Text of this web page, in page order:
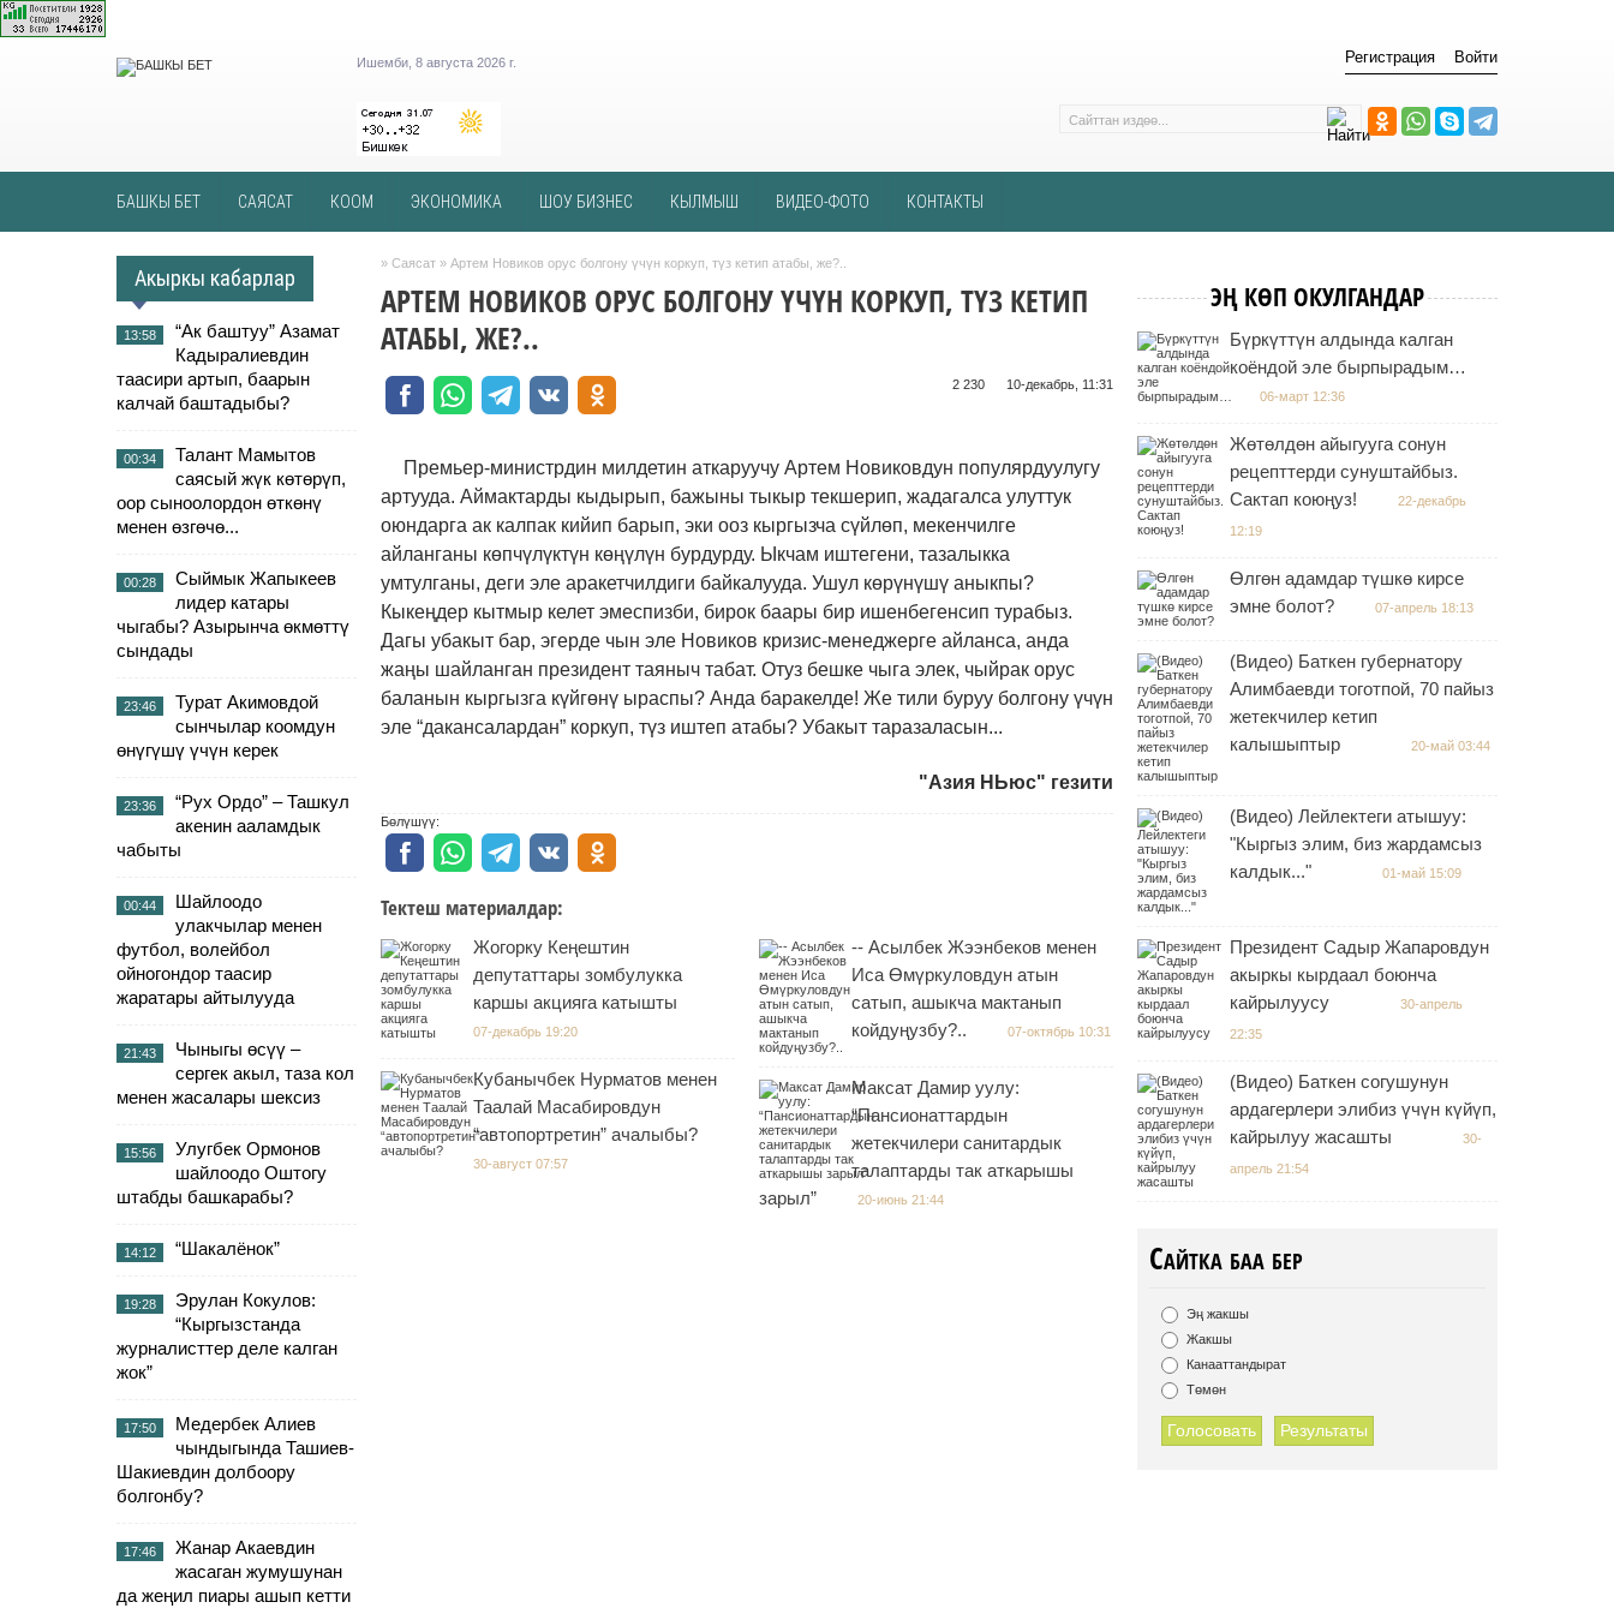
Ишемби, 8 августа 2026 г. Регистрация Войти
БАШКЫ БЕТ САЯСАТ КООМ ЭКОНОМИКА ШОУ БИЗНЕС КЫЛМЫШ ВИДЕО-ФОТО КОНТАКТЫ
Акыркы кабарлар
13:58
“Ак баштуу” Азамат
Кадыралиевдин
таасири артып, баарын
калчай баштадыбы?
00:34
Талант Мамытов
саясый жүк көтөрүп,
оор сыноолордон өткөнү
менен өзгөчө...
00:28
Сыймык Жапыкеев
лидер катары
чыгабы? Азырынча өкмөттү
сындады
23:46
Турат Акимовдой
сынчылар коомдун
өнүгүшү үчүн керек
23:36
“Рух Ордо” – Ташкул
акенин ааламдык
чабыты
00:44
Шайлоодо
улакчылар менен
футбол, волейбол
ойногондор таасир
жаратары айтылууда
21:43
Чыныгы өсүү –
сергек акыл, таза кол
менен жасалары шексиз
15:56
Улугбек Ормонов
шайлоодо Оштогу
штабды башкарабы?
14:12 “Шакалёнок”
19:28
Эрулан Кокулов:
“Кыргызстанда
журналисттер деле калган
жок”
17:50
Медербек Алиев
чындыгында Ташиев-
Шакиевдин долбоору
болгонбу?
17:46
Жанар Акаевдин
жасаган жумушунан
да жеңил пиары ашып кетти
» Саясат » Артем Новиков орус болгону үчүн коркуп, түз кетип атабы, же?..
АРТЕМ НОВИКОВ ОРУС БОЛГОНУ ҮЧҮН КОРКУП, ТҮЗ КЕТИП
АТАБЫ, ЖЕ?..
10-декабрь, 11:31
2 230 ᠌ ᠌ ᠌ ᠌᠌ ᠌ ᠌᠌
Премьер-министрдин милдетин аткаруучу Артем Новиковдун популярдуулугу
артууда. Аймактарды кыдырып, бажыны тыкыр текшерип, жадагалса улуттук
оюндарга ак калпак кийип барып, эки ооз кыргызча сүйлөп, мекенчилге
айланганы көпчүлүктүн көңүлүн бурдурду. Ыкчам иштегени, тазалыкка
умтулганы, деги эле аракетчилдиги байкалууда. Ушул көрүнүшү аныкпы?
Кыкеңдер кытмыр келет эмеспизби, бирок баары бир ишенбегенсип турабыз.
Дагы убакыт бар, эгерде чын эле Новиков кризис-менеджерге айланса, анда
жаңы шайланган президент таяныч табат. Отуз бешке чыга элек, чыйрак орус
баланын кыргызга күйгөнү ыраспы? Анда баракелде! Же тили буруу болгону үчүн
эле “дакансалардан” коркуп, түз иштеп атабы? Убакыт таразаласын...
"Азия НЬюс" гезити
Бөлүшүү:
Тектеш материалдар:
Жогорку Кеңештин
депутаттары зомбулукка
каршы акцияга катышты
07-декабрь 19:20
Кубанычбек Нурматов менен
Таалай Масабировдун
“автопортретин” ачалыбы?
30-август 07:57
-- Асылбек Жээнбеков менен
Иса Өмүркуловдун атын
сатып, ашыкча мактанып
койдуңузбу?..
07-октябрь 10:31
Максат Дамир уулу:
“Пансионаттардын
жетекчилери санитардык
талаптарды так аткарышы
зарыл”
20-июнь 21:44
ЭҢ КӨП ОКУЛГАНДАР
Бүркүттүн алдында калган
коёндой эле бырпырадым…
06-март 12:36
Жөтөлдөн айыгууга сонун
рецепттерди сунуштайбыз.
Сактап коюңуз!
22-декабрь
12:19
Өлгөн адамдар түшкө кирсе
эмне болот?
07-апрель 18:13
(Видео) Баткен губернатору
Алимбаевди тоготпой, 70 пайыз
жетекчилер кетип
калышыптыр
20-май 03:44
(Видео) Лейлектеги атышуу:
"Кыргыз элим, биз жардамсыз
калдык..."
01-май 15:09
Президент Садыр Жапаровдун
акыркы кырдаал боюнча
кайрылуусу
30-апрель
22:35
(Видео) Баткен согушунун
ардагерлери элибиз үчүн күйүп,
кайрылуу жасашты
30-
апрель 21:54
Сайтка баа бер
Эң жакшы
Жакшы
Канааттандырат
Төмөн
Голосовать Результаты